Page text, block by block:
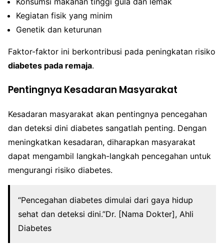
Kegiatan fisik yang minim
Genetik dan keturunan
Faktor-faktor ini berkontribusi pada peningkatan risiko
diabetes pada remaja.
Pentingnya Kesadaran Masyarakat
Kesadaran masyarakat akan pentingnya pencegahan
dan deteksi dini diabetes sangatlah penting. Dengan
meningkatkan kesadaran, diharapkan masyarakat
dapat mengambil langkah-langkah pencegahan untuk
mengurangi risiko diabetes.
“Pencegahan diabetes dimulai dari gaya hidup
sehat dan deteksi dini.”Dr. [Nama Dokter], Ahli
Diabetes